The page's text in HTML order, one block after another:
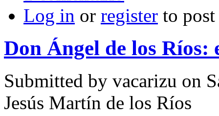
Log in or register to
Don Ángel de los Ríos:
Submitted by vacarizu on
Jesús Martín de los Ríos